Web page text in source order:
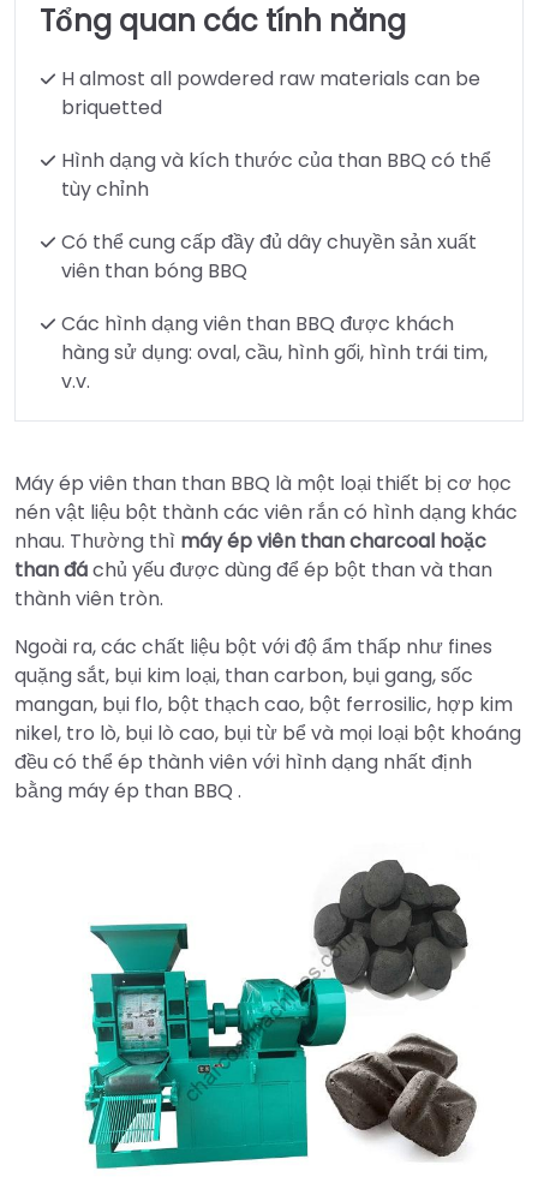
Tổng quan các tính năng
H almost all powdered raw materials can be
briquetted
Hình dạng và kích thước của than BBQ có thể
tùy chỉnh
Có thể cung cấp đầy đủ dây chuyền sản xuất
viên than bóng BBQ
Các hình dạng viên than BBQ được khách
hàng sử dụng: oval, cầu, hình gối, hình trái tim,
v.v.
Máy ép viên than than BBQ là một loại thiết bị cơ học
nén vật liệu bột thành các viên rắn có hình dạng khác
nhau. Thường thì máy ép viên than charcoal hoặc
than đáchủ yếu được dùng để ép bột than và than
thành viên tròn.
Ngoài ra, các chất liệu bột với độ ẩm thấp như fines
quặng sắt, bụi kim loại, than carbon, bụi gang, sốc
mangan, bụi flo, bột thạch cao, bột ferrosilic, hợp kim
nikel, tro lò, bụi lò cao, bụi từ bể và mọi loại bột khoáng
đều có thể ép thành viên với hình dạng nhất định
bằng máy ép than BBQ .